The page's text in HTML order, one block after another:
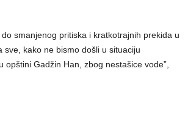
smanjenog pritiska i kratkotrajnih prekida u
kako ne bismo došli u situaciju
Gadžin Han, zbog nestašice vode”,